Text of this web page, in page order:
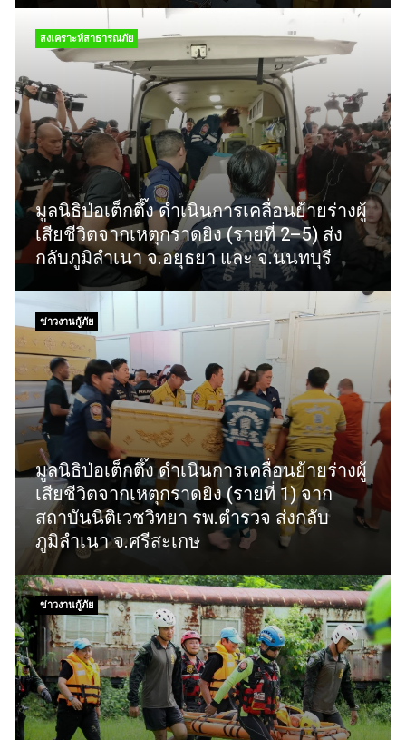
สงเคราะห์สาธารณภัย
มูลนิธิป่อเต็กตึ๊ง ดำเนินการเคลื่อนย้ายร่างผู้
เสียชีวิตจากเหตุกราดยิง (รายที่ 2–5) ส่ง
กลับภูมิลำเนา จ.อยุธยา และ จ.นนทบุรี
ข่าวงานกู้ภัย
มูลนิธิป่อเต็กตึ๊ง ดำเนินการเคลื่อนย้ายร่างผู้
เสียชีวิตจากเหตุกราดยิง (รายที่ 1) จาก
สถาบันนิติเวชวิทยา รพ.ตำรวจ ส่งกลับ
ภูมิลำเนา จ.ศรีสะเกษ
ข่าวงานกู้ภัย